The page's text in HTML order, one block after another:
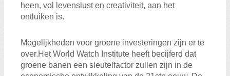
heen, vol levenslust en creativiteit, aan het
ontluiken is.
Mogelijkheden voor groene investeringen zijn er te
over.Het World Watch Institute heeft becijferd dat
groene banen een sleutelfactor zullen zijn in de